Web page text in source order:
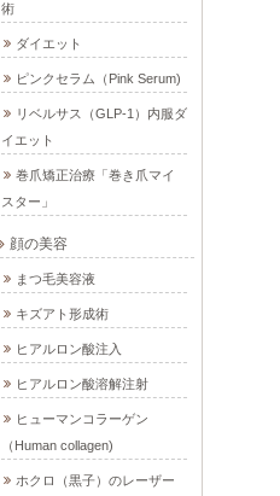
術
ダイエット
ピンクセラム（Pink Serum)
リベルサス（GLP-1）内服ダ
イエット
巻爪矯正治療「巻き爪マイ
スター」
顔の美容
まつ毛美容液
キズアト形成術
ヒアルロン酸注入
ヒアルロン酸溶解注射
ヒューマンコラーゲン
（Human collagen)
ホクロ（黒子）のレーザー